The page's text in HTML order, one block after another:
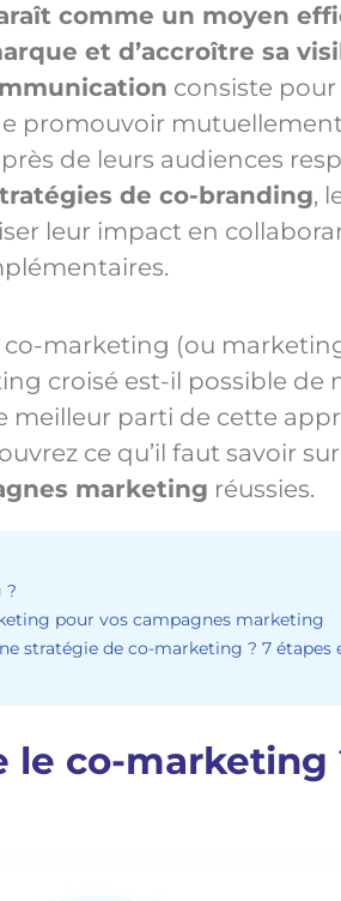
comme un moyen
et d’accroître sa
consiste
promouvoir
de leurs audiences
de co-branding,
leur impact en
co-marketing (ou
croisé est-il possible de
meilleur parti de cette
ce qu’il faut savoir
marketing réussies.
?
pour vos campagnes marketing
stratégie de co-marketing ? 7 étapes
le co-marketing